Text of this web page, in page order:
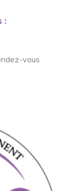
:
vous